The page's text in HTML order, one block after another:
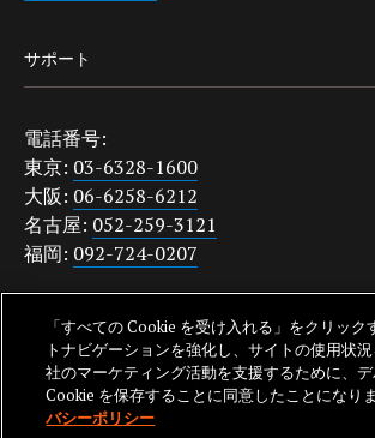
サポート
電話番号:
東京: 03-6328-1600
大阪: 06-6258-6212
名古屋: 052-259-3121
福岡: 092-724-0207
japanquestions@aquent.com
プライバシーポリシー
「すべての Cookie を受け入れる」をクリック
トナビゲーションを強化し、サイトの使用状
社のマーケティング活動を支援するために、
Cookie を保存することに同意したことになり
バシーポリシー